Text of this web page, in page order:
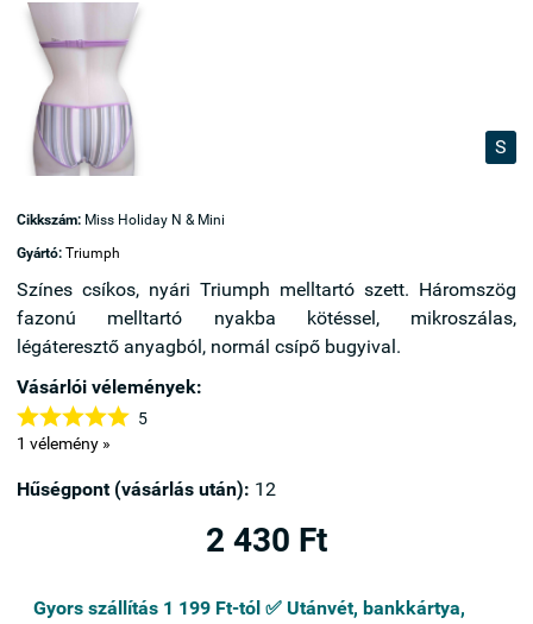
S
Cikkszám: Miss Holiday N & Mini
Gyártó: Triumph
Színes csíkos, nyári Triumph melltartó szett. Háromszög
fazonú melltartó nyakba kötéssel, mikroszálas,
légáteresztő anyagból, normál csípő bugyival.
Vásárlói vélemények:
 5
1 vélemény »
Hűségpont (vásárlás után): 12
2 430 Ft
Gyors szállítás 1 199 Ft-tól ✅ Utánvét, bankkártya,